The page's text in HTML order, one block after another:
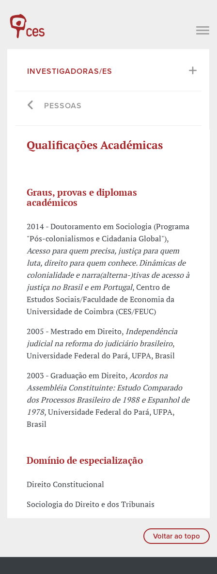
INVESTIGADORAS/ES
PESSOAS
Qualificações Académicas
Graus, provas e diplomas
académicos
2014 - Doutoramento em Sociologia (Programa
"Pós-colonialismos e Cidadania Global"),
Acesso para quem precisa, justiça para quem
luta, direito para quem conhece. Dinâmicas de
colonialidade e narra(alterna-)tivas de acesso à
justiça no Brasil e em Portugal, Centro de
Estudos Sociais/Faculdade de Economia da
Universidade de Coimbra (CES/FEUC)
2005 - Mestrado em Direito, Independência
judicial na reforma do judiciário brasileiro,
Universidade Federal do Pará, UFPA, Brasil
2003 - Graduação em Direito,Acordos na
Assembléia Constituinte: Estudo Comparado
dos Processos Brasileiro de 1988 e Espanhol de
1978, Universidade Federal do Pará, UFPA,
Brasil
Domínio de especialização
Direito Constitucional
Sociologia do Direito e dos Tribunais
Voltar ao topo